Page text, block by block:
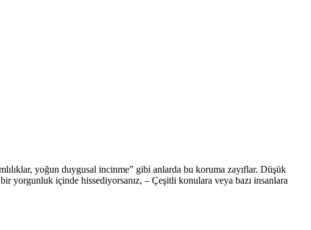
yoğun duygusal incinme” gibi anlarda bu koruma zayıflar. Düşük
yorgunluk içinde hissediyorsanız, – Çeşitli konulara veya bazı insanlara